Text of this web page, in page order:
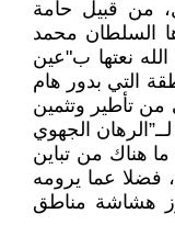
من قبيل حامة
السلطان محمد
رحمه الله نعتها ب"عين
التي بدور هام
من تأطير وتثمين
الجهوي
ما هناك من تباين
فضلا عما يرومه
هشاشة مناطق